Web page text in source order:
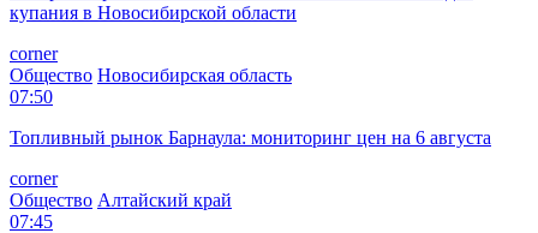
купания в Новосибирской области
corner
Общество Новосибирская область
07:50
Топливный рынок Барнаула: мониторинг цен на 6 августа
corner
Общество Алтайский край
07:45